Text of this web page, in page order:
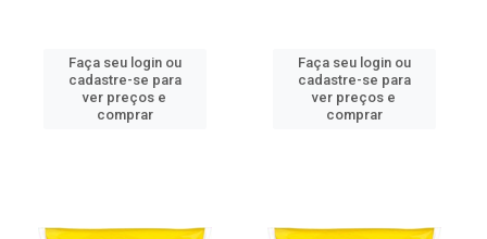
Faça seu login ou
cadastre-se para
ver preços e
comprar
Faça seu login ou
cadastre-se para
ver preços e
comprar